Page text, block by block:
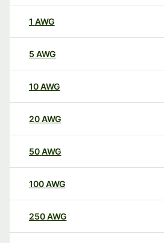
1 AWG
5 AWG
10AWG
20AWG
50AWG
100AWG
250AWG